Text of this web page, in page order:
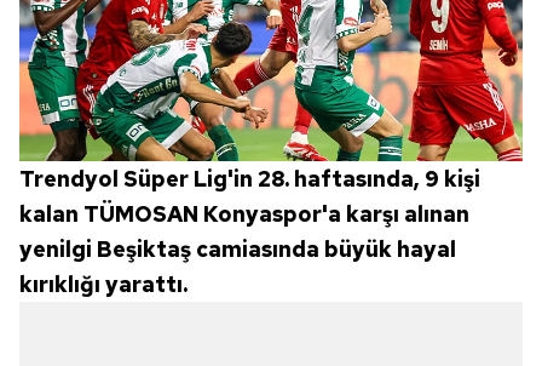
Trendyol Süper Lig'in 28. haftasında, 9 kişi
kalan TÜMOSAN Konyaspor'a karşı alınan
yenilgi Beşiktaş camiasında büyük hayal
kırıklığı yarattı.